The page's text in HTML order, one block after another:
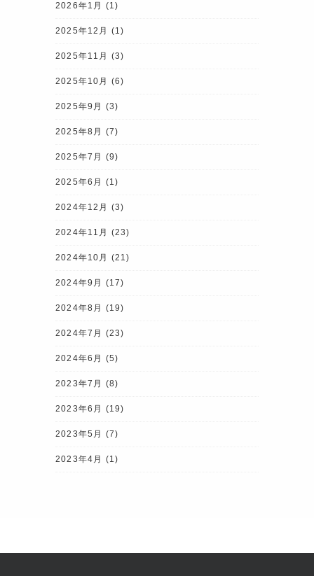
2026年1月 (1)
2025年12月 (1)
2025年11月 (3)
2025年10月 (6)
2025年9月 (3)
2025年8月 (7)
2025年7月 (9)
2025年6月 (1)
2024年12月 (3)
2024年11月 (23)
2024年10月 (21)
2024年9月 (17)
2024年8月 (19)
2024年7月 (23)
2024年6月 (5)
2023年7月 (8)
2023年6月 (19)
2023年5月 (7)
2023年4月 (1)